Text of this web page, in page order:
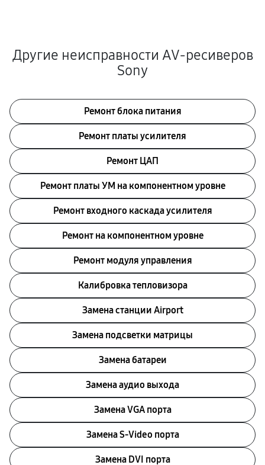
Другие неисправности AV-ресиверов
Sony
Ремонт блока питания
Ремонт платы усилителя
Ремонт ЦАП
Ремонт платы УМ на компонентном уровне
Ремонт входного каскада усилителя
Ремонт на компонентном уровне
Ремонт модуля управления
Калибровка тепловизора
Замена станции Airport
Замена подсветки матрицы
Замена батареи
Замена аудио выхода
Замена VGA порта
Замена S-Video порта
Замена DVI порта